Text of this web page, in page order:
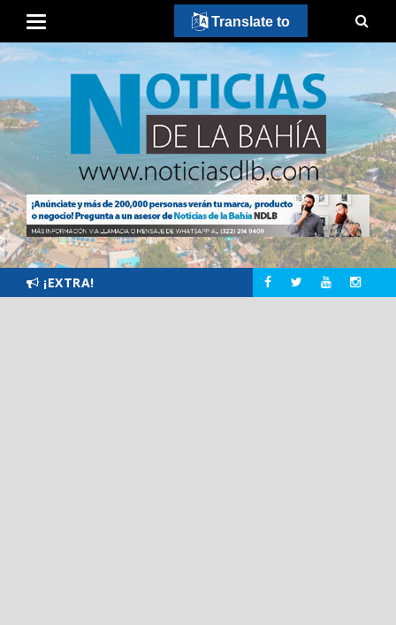
¡EXTRA!
Translate to